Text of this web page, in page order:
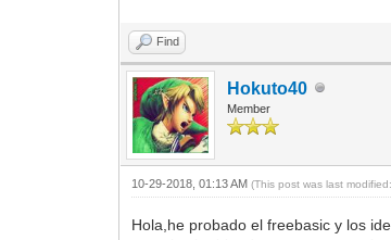
Find
Hokuto40
Member
10-29-2018, 01:13 AM(This post was last
Hola,he probado el freebasic y los